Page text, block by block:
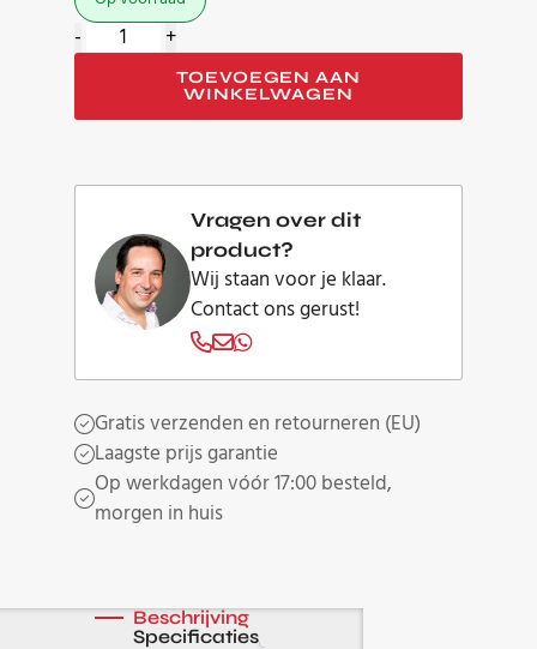
Furutech
FT-
Gold
- +
TOEVOEGEN AAN
WINKELWAGEN
Vragen over dit
product?
Wij staan voor je klaar.
Contact ons gerust!
Gratis verzenden en retourneren (EU)
Laagste prijs garantie
Op werkdagen vóór 17:00 besteld,
morgen in huis
Beschrijving
Specificaties